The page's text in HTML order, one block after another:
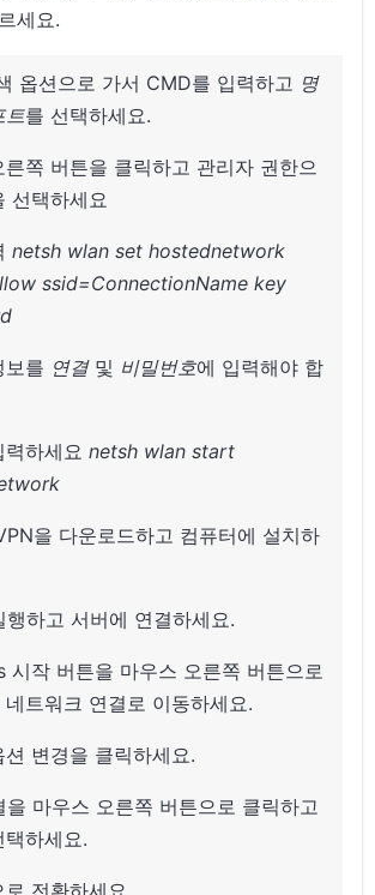
세요.
옵션으로 가서 CMD를 입력하고 명
트를 선택하세요.
른쪽 버튼을 클릭하고 관리자 권한으
선택하세요
netsh wlan set hostednetwork
ssid=ConnectionName key
보를 연결및 비밀번호에 입력해야 합
력하세요netsh wlan start
을 다운로드하고 컴퓨터에 설치하
행하고 서버에 연결하세요.
시작 버튼을 마우스 오른쪽 버튼으로
네트워크 연결로 이동하세요.
션 변경을 클릭하세요.
을 마우스 오른쪽 버튼으로 클릭하고
하세요.
전환하세요.